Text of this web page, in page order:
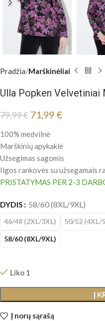
Pradžia Marškinėliai
Ulla Popken Velvetiniai
79,99€ 71,99 €
100% medvilnė
Marškinių apykaklė
Užsegimas sagomis
Ilgos rankovės su užsegamais
PRISTATYMAS PER 2-3
DYDIS 58/60 (8XL/9XL)
46/48 (2XL/3XL) 50/52 (4XL/
58/60 (8XL/9XL)
Liko 1
Į
Į norų sąrašą